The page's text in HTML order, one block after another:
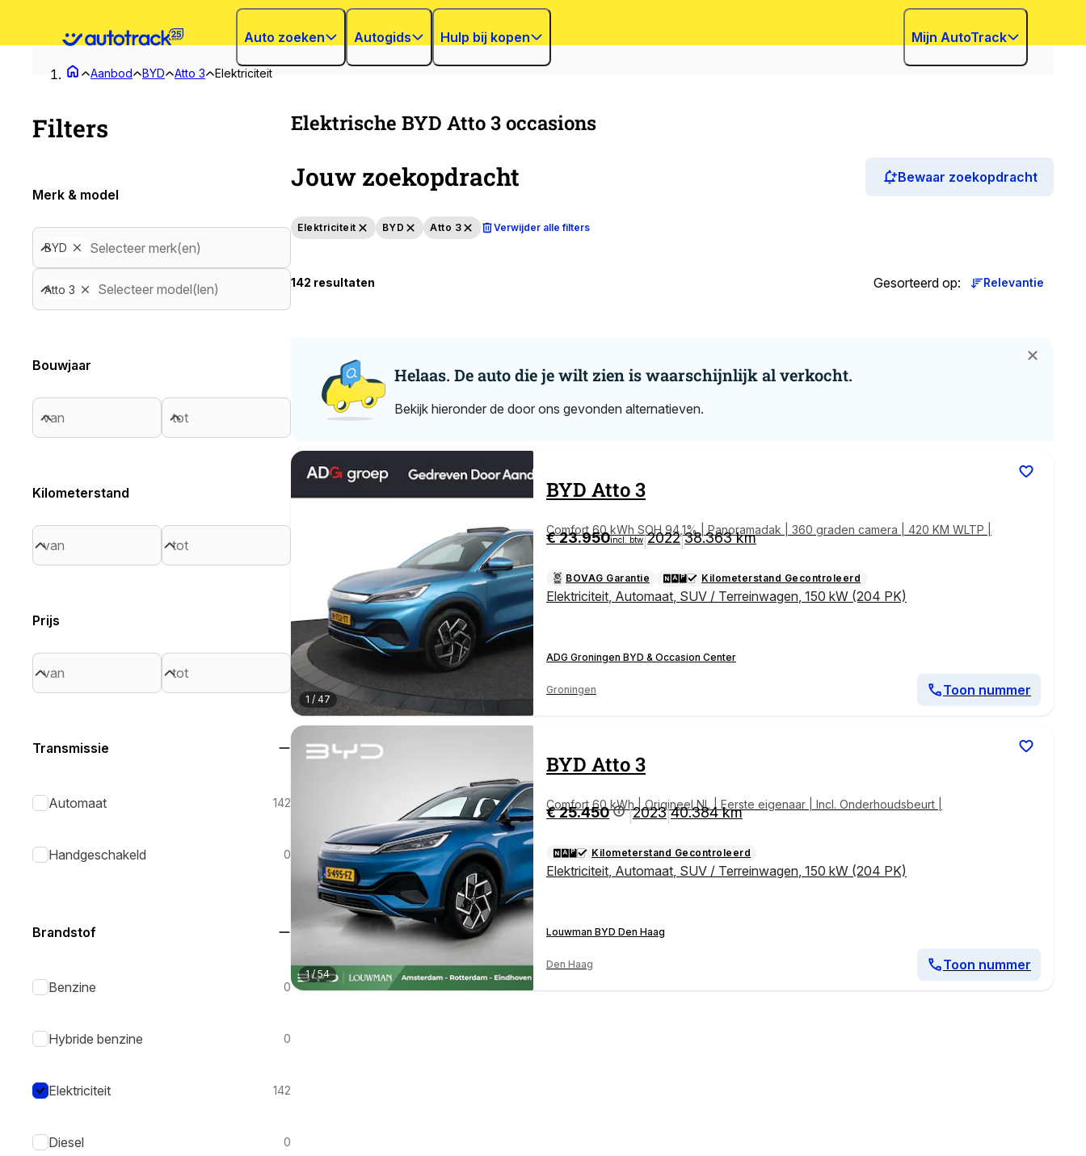
Auto zoeken Autogids Hulp bij kopen Mijn AutoTrack
Aanbod BYD Atto 3 Elektriciteit
Filters
Merk & model
BYD Selecteer merk(en)
Atto 3 Selecteer model(len)
Bouwjaar
Kilometerstand
Prijs
Transmissie
Automaat 142
Handgeschakeld 0
Brandstof
Benzine 0
Hybride benzine 0
Elektriciteit 142
Diesel 0
Elektrische BYD Atto 3 occasions
Jouw zoekopdracht Bewaar zoekopdracht
Elektriciteit BYD Atto 3 Verwijder alle filters
142 resultaten Gesorteerd op: Relevantie
Helaas. De auto die je wilt zien is waarschijnlijk al verkocht.
Bekijk hieronder de door ons gevonden alternatieven.
1 / 47
BYD Atto 3
Comfort 60 kWh SOH 94,1% | Panoramadak | 360 graden camera | 420 KM WLTP |
€ 23.950incl. btw|2022|38.363 km
BOVAG Garantie Kilometerstand Gecontroleerd
Elektriciteit Automaat SUV / Terreinwagen 150 kW (204 PK)
ADG Groningen BYD & Occasion Center
Groningen Toon nummer
1/ 54
BYD Atto 3
Comfort 60 kWh | Origineel NL | Eerste eigenaar | Incl. Onderhoudsbeurt |
€ 25.450 |2023|40.384 km
Kilometerstand Gecontroleerd
Elektriciteit Automaat SUV / Terreinwagen 150 kW (204 PK)
Louwman BYD Den Haag
Den Haag Toon nummer